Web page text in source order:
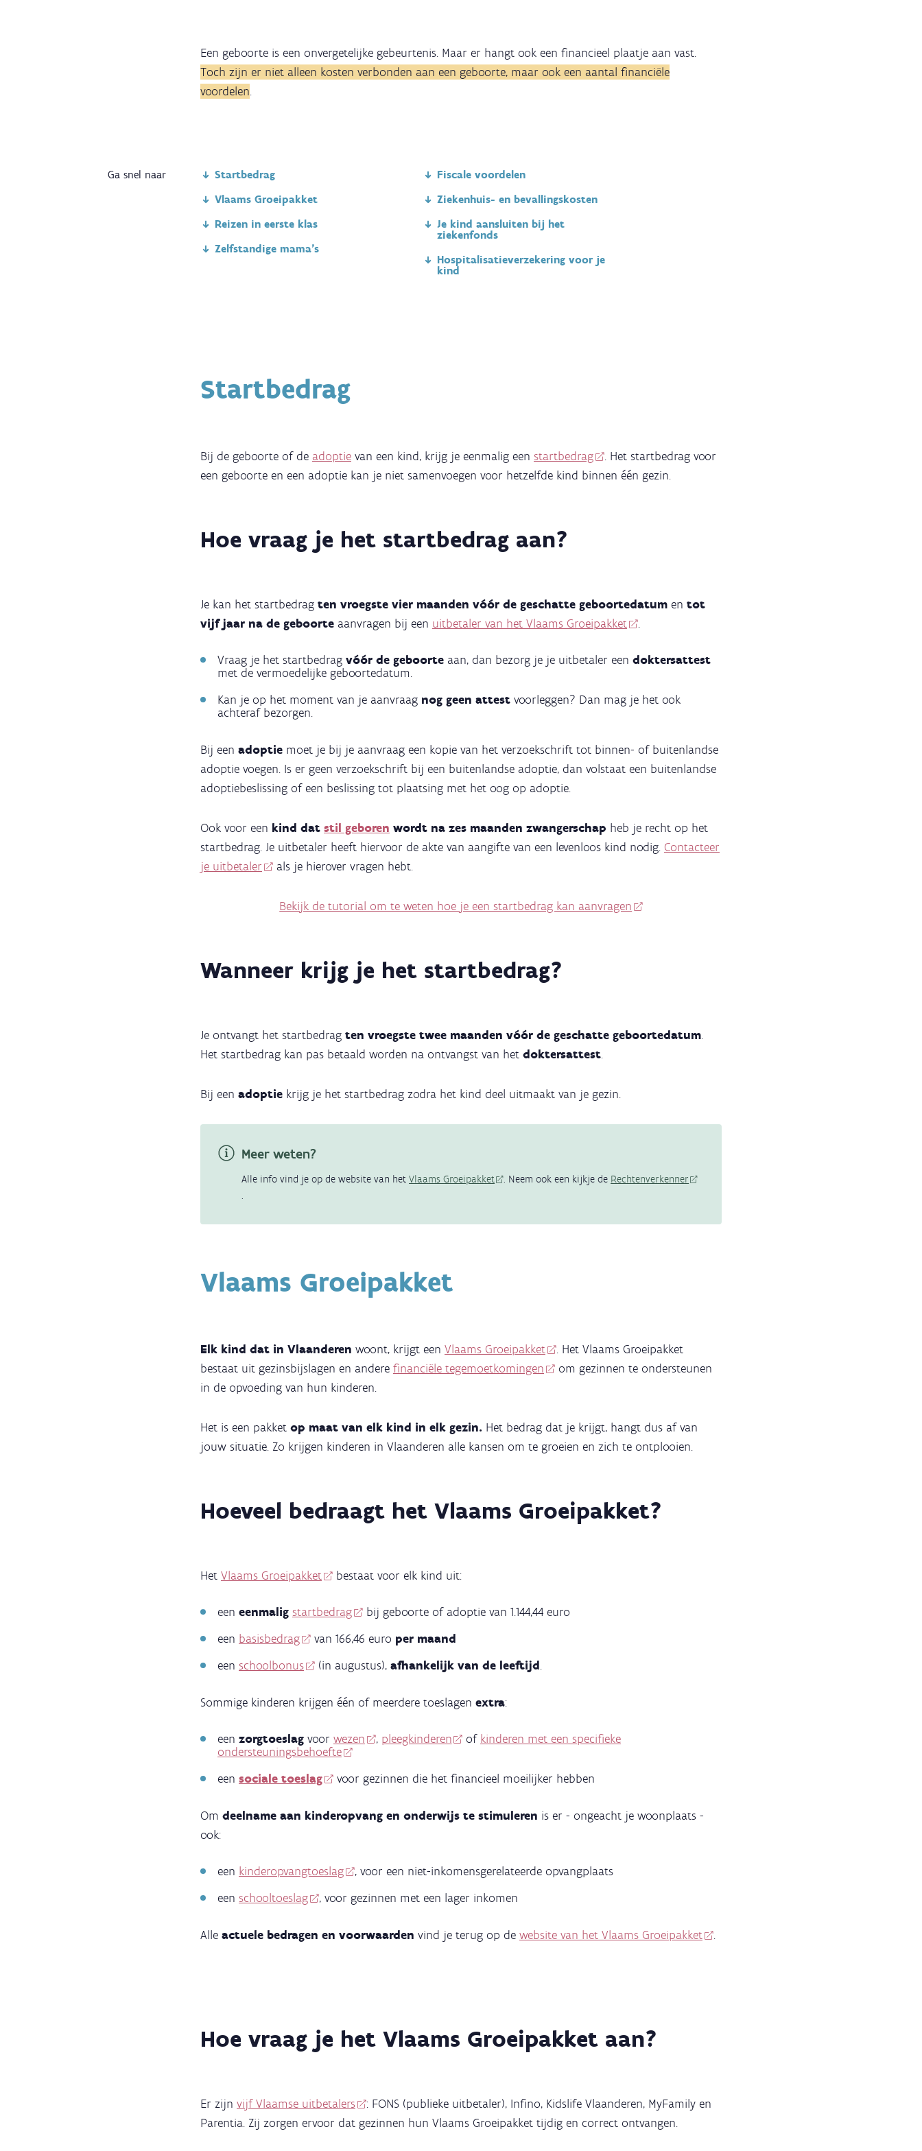
Een geboorte is een onvergetelijke gebeurtenis. Maar er hangt ook een financieel plaatje aan vast.
Toch zijn er niet alleen kosten verbonden aan een geboorte, maar ook een aantal financiële
voordelen.
Ga snel naar
Startbedrag
Vlaams Groeipakket
Reizen in eerste klas
Zelfstandige mama's
Fiscale voordelen
Ziekenhuis- en bevallingskosten
Je kind aansluiten bij het
ziekenfonds
Hospitalisatieverzekering voor je
kind
Startbedrag
Bij de geboorte of de adoptie van een kind, krijg je eenmalig een startbedrag
. Het startbedrag voor
een geboorte en een adoptie kan je niet samenvoegen voor hetzelfde kind binnen één gezin.
Hoe vraag je het startbedrag aan?
Je kan het startbedrag ten vroegste vier maanden vóór de geschatte geboortedatum en tot
vijf jaar na de geboorte aanvragen bij een uitbetaler van het Vlaams Groeipakket .
Vraag je het startbedrag vóór de geboorte aan, dan bezorg je je uitbetaler een doktersattest
met de vermoedelijke geboortedatum.
Kan je op het moment van je aanvraag nog geen attest voorleggen? Dan mag je het ook
achteraf bezorgen.
Bij een adoptie moet je bij je aanvraag een kopie van het verzoekschrift tot binnen- of buitenlandse
adoptie voegen. Is er geen verzoekschrift bij een buitenlandse adoptie, dan volstaat een buitenlandse
adoptiebeslissing of een beslissing tot plaatsing met het oog op adoptie.
Ook voor een kind dat stil geboren wordt na zes maanden zwangerschap heb je recht op het
startbedrag. Je uitbetaler heeft hiervoor de akte van aangifte van een levenloos kind nodig. Contacteer
je uitbetaler
als je hierover vragen hebt.
Bekijk de tutorial om te weten hoe je een startbedrag kan aanvragen
Wanneer krijg je het startbedrag?
Je ontvangt het startbedrag ten vroegste twee maanden vóór de geschatte geboortedatum.
Het startbedrag kan pas betaald worden na ontvangst van het doktersattest.
Bij een adoptie krijg je het startbedrag zodra het kind deel uitmaakt van je gezin.
Meer weten?
Alle info vind je op de website van het Vlaams Groeipakket . Neem ook een kijkje de Rechtenverkenner
.
Vlaams Groeipakket
Elk kind dat in Vlaanderen woont, krijgt een Vlaams Groeipakket
. Het Vlaams Groeipakket
bestaat uit gezinsbijslagen en andere financiële tegemoetkomingen
om gezinnen te ondersteunen
in de opvoeding van hun kinderen.
Het is een pakket op maat van elk kind in elk gezin. Het bedrag dat je krijgt, hangt dus af van
jouw situatie. Zo krijgen kinderen in Vlaanderen alle kansen om te groeien en zich te ontplooien.
Hoeveel bedraagt het Vlaams Groeipakket?
Het Vlaams Groeipakket bestaat voor elk kind uit:
een eenmalig startbedrag
bij geboorte of adoptie van 1.144,44 euro
een basisbedrag van 166,46 euro per maand
een schoolbonus (in augustus), afhankelijk van de leeftijd.
Sommige kinderen krijgen één of meerdere toeslagen extra:
een zorgtoeslag voor wezen , pleegkinderen of kinderen met een specifieke
ondersteuningsbehoefte
een sociale toeslag voor gezinnen die het financieel moeilijker hebben
Om deelname aan kinderopvang en onderwijs te stimuleren is er - ongeacht je woonplaats -
ook:
een kinderopvangtoeslag
, voor een niet-inkomensgerelateerde opvangplaats
een schooltoeslag , voor gezinnen met een lager inkomen
Alle actuele bedragen en voorwaarden vind je terug op de website van het Vlaams Groeipakket .
Hoe vraag je het Vlaams Groeipakket aan?
Er zijn vijf Vlaamse uitbetalers
: FONS (publieke uitbetaler), Infino, Kidslife Vlaanderen, MyFamily en
Parentia. Zij zorgen ervoor dat gezinnen hun Vlaams Groeipakket tijdig en correct ontvangen.